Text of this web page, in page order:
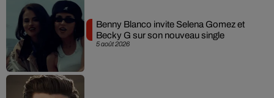
5 août 2026
Benny Blanco invite Selena Gomez et
Becky G sur son nouveau single